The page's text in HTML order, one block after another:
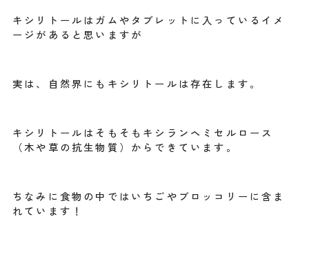
キシリトールはガムやタブレットに入っているイメ
ージがあると思いますが
実は、自然界にもキシリトールは存在します。
キシリトールはそもそもキシランヘミセルロース
（木や草の抗生物質）からできています。
ちなみに食物の中ではいちごやブロッコリーに含ま
れています！